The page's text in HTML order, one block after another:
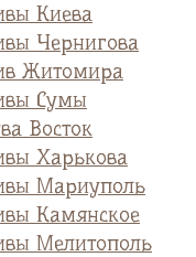
Киева
Чернигова
Житомира
Сумы
Восток
Харькова
Мариуполь
Камянское
Мелитополь